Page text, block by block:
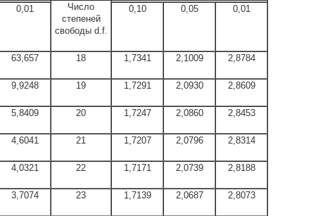
Число
степеней
свободы d.f.
0,01 0,10 0,05 0,01
63,657 18 1,7341 2,1009 2,8784
9,9248 19 1,7291 2,0930 2,8609
5,8409 20 1,7247 2,0860 2,8453
4,6041 21 1,7207 2,0796 2,8314
4,0321 22 1,7171 2,0739 2,8188
3,7074 23 1,7139 2,0687 2,8073